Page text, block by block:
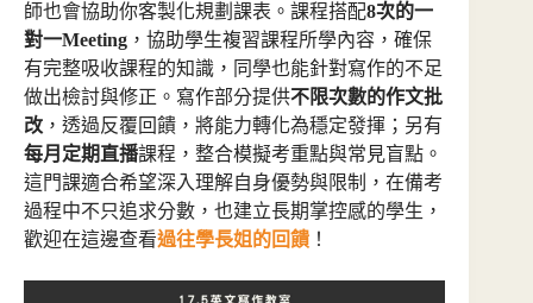
師也會協助你客製化規劃課表。課程搭配8次的一
對一Meeting ，協助學生複習課程所學內容，確保
有完整吸收課程的知識，同學也能針對寫作的不足
做出檢討與修正。寫作部分提供不限次數的作文批
改 ，透過反覆回饋，將能力轉化為穩定發揮；另有
每月定期直播課程，整合模擬考重點與常見盲點。
這門課適合希望深入理解自身優勢與限制，在備考
過程中不只追求分數，也建立長期掌控感的學生，
歡迎在這邊查看過往學長姐的回饋 ！